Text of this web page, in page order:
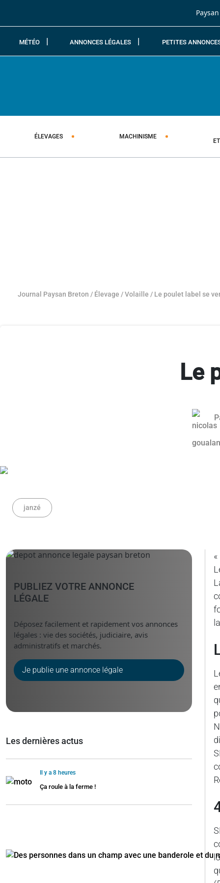
MÉTÉO ANNONCES LÉGALES PETITES
ÉLEVAGES MACHINISME
Journal Paysan Breton / Élevage /Volaille / Le poulet label se
Le
janzé
PUBLIEZ VOTRE ANNONCE
LÉGALE
Déposez facilement et rapidement vos annonces
légales : vie des sociétés, judiciaire, avis
administratifs et marchés.
Je publie une annonce légale
Les dernières actus
Il y a 8 heures
Ça roule à la ferme !